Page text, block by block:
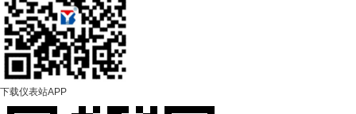
下载仪表站APP